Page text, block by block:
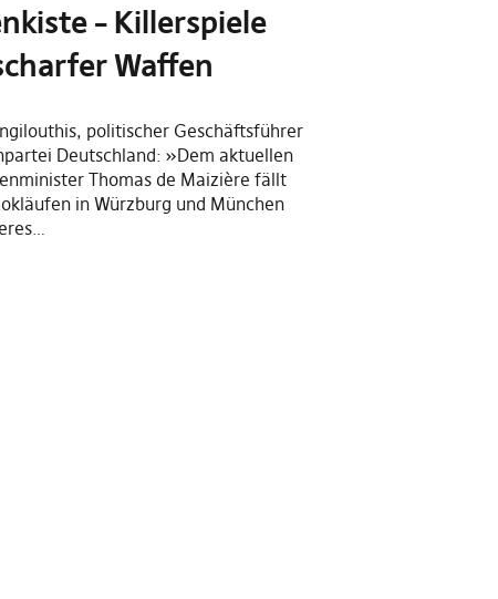
– Killerspiele
Waffen
politischer Geschäftsführer
Deutschland: »Dem aktuellen
Thomas de Maizière fällt
in Würzburg und München